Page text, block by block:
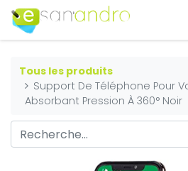
Tous les produits
Support De Téléphone Pour
Absorbant Pression À 360° Noir